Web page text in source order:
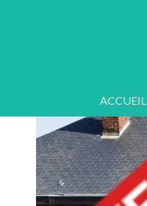
ACCUEIL